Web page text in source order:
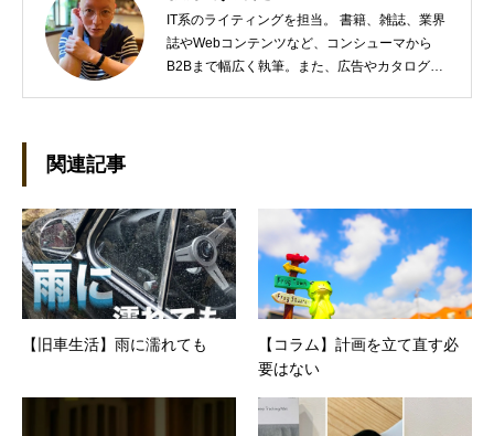
IT系のライティングを担当。 書籍、雑誌、業界
誌やWebコンテンツなど、コンシューマから
B2Bまで幅広く執筆。また、広告やカタログ、
ージ（SAN/NAS/LTO/SASなど）、セキュリテ
ィ（BIOS/UTM/情報漏えい対策/デザスタリカバ
リ/内部統制・コンプライアンス/ネットワーク
セキュリティ/メールセキュリティなど）、ネッ
トワーク（KVMスイッチ/グループウェア/サー
バ/資産管理/シンクライアント/ホスティングな
ど）、その他（.NET/BI/カタログ/各種戦略/導入
事例/パートナー取材など）…ほか、多数執筆。
関連記事
【旧車生活】雨に濡れても
【コラム】計画を立て直す必
要はない